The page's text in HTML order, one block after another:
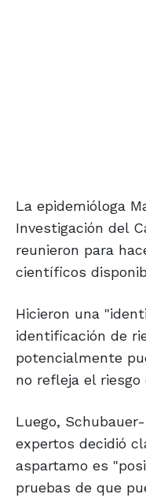
La epidemióloga
Investigación del
reunieron para
científicos
Hicieron una
identificación de
potencialmente
no refleja el
Luego,
expertos decidió
aspartamo es
pruebas de que